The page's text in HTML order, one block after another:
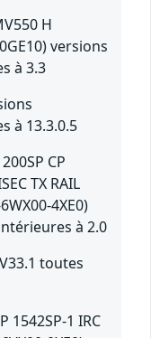
H
versions
à 3.3
à 13.3.0.5
CP
TX RAIL
4XE0)
à 2.0
toutes
1542SP-1 IRC